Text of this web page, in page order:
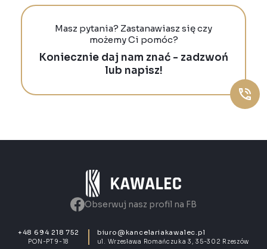
Masz pytania? Zastanawiasz się czy
możemy Ci pomóc?
Koniecznie daj nam znać - zadzwoń
lub napisz!
Obserwuj nasz profil na FB
+48 694 218 752
PON-PT 9-18
biuro@kancelariakawalec.pl
ul. Wrzesława Romańczuka 3, 35-302 Rzeszów